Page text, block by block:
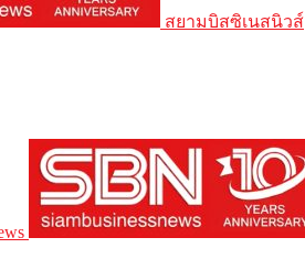
สยามบิสซิเนสนิวส์